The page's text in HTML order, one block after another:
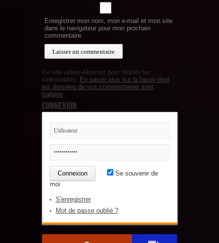
Enregistrer mon nom, mon e-mail et mon site
dans le navigateur pour mon prochain
commentaire.
Ce site utilise Akismet pour réduire les
indésirables.
En savoir plus sur la façon dont
les données de vos commentaires sont
traitées
Connexion
Se souvenir de
moi
S'enregistrer
Mot de passe oublié ?